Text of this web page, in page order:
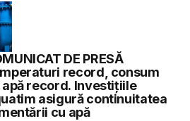
DE PRESĂ
record, consum
apă record. Investițiile
asigură continuitatea
cu apă